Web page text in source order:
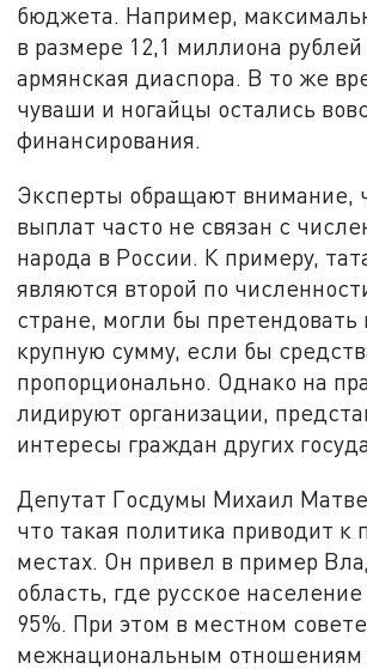
бюджета. Например,
в размере 12,1 миллиона
армянская диаспора. В то же
чуваши и ногайцы остались
финансирования.
Эксперты обращают внимание,
выплат часто не связан с
народа в России. К примеру,
являются второй по
стране, могли бы претендовать
крупную сумму, если бы
пропорционально. Однако на
лидируют организации,
интересы граждан других
Депутат Госдумы Михаил
что такая политика приводит к
местах. Он привел в пример
область, где русское
95%. При этом в местном
межнациональным отношениям